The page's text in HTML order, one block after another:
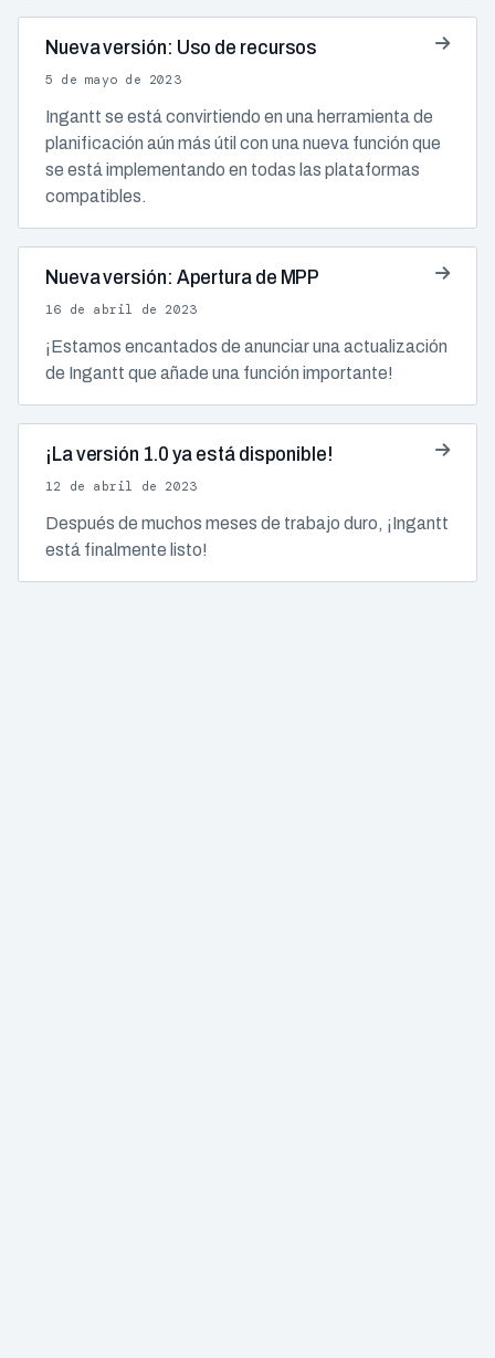
Nueva versión: Uso de recursos
5 de mayo de 2023
Ingantt se está convirtiendo en una herramienta de
planificación aún más útil con una nueva función que
se está implementando en todas las plataformas
compatibles.
Nueva versión: Apertura de MPP
16 de abril de 2023
¡Estamos encantados de anunciar una actualización
de Ingantt que añade una función importante!
¡La versión 1.0 ya está disponible!
12 de abril de 2023
Después de muchos meses de trabajo duro, ¡Ingantt
está finalmente listo!